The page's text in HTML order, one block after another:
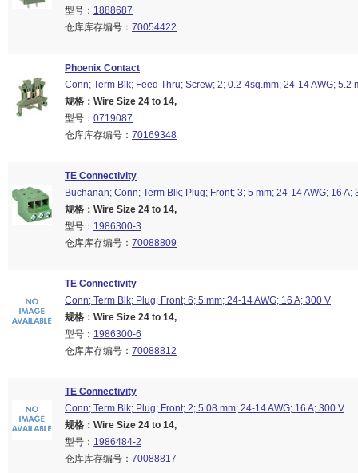
型号： 1888687
仓库库存编号： 70054422
Phoenix Contact
Conn; Term Blk; Feed Thru; Screw; 2; 0.2-4sq.mm; 24-14 AWG; 5.2
规格：Wire Size 24 to 14,
型号： 0719087
仓库库存编号： 70169348
TE Connectivity
Buchanan; Conn; Term Blk; Plug; Front; 3; 5 mm; 24-14 AWG; 16 A;
规格：Wire Size 24 to 14,
型号： 1986300-3
仓库库存编号： 70088809
TE Connectivity
Conn; Term Blk; Plug; Front; 6; 5 mm; 24-14 AWG; 16 A; 300 V
规格：Wire Size 24 to 14,
型号： 1986300-6
仓库库存编号： 70088812
TE Connectivity
Conn; Term Blk; Plug; Front; 2; 5.08 mm; 24-14 AWG; 16 A; 300 V
规格：Wire Size 24 to 14,
型号： 1986484-2
仓库库存编号： 70088817